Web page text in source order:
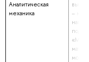
Аналитическая
механика
–